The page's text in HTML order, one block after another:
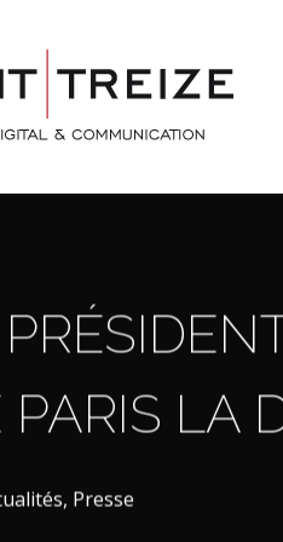
PARIS LA
, Presse